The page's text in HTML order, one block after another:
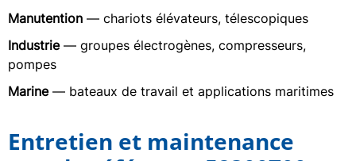
Manutention — chariots élévateurs, télescopiques
Industrie— groupes électrogènes, compresseurs,
pompes
Marine— bateaux de travail et applications maritimes
Entretien et maintenance